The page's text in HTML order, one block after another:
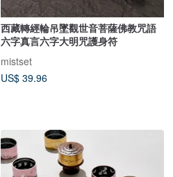
西藏轉經輪吊墜觀世音菩薩佛教咒語
六字真言六字大明咒護身符
mistset
US$ 39.96